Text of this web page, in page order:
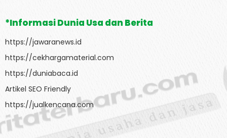
*Informasi Dunia Usa dan Berita
https://jawaranews.id
https://cekhargamaterial.com
https://duniabaca.id
Artikel SEO Friendly
https://jualkencana.com